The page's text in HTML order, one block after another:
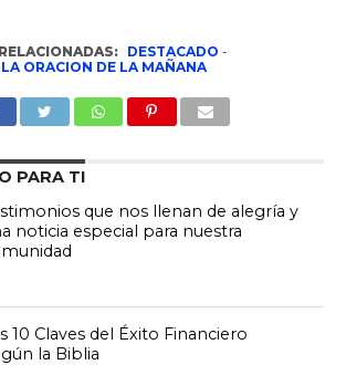
DESTACADO -
LA ORACION DE LA MAÑANA
PARA TI
que nos llenan de alegría y
noticia especial para nuestra
10 Claves del Éxito Financiero
la Biblia